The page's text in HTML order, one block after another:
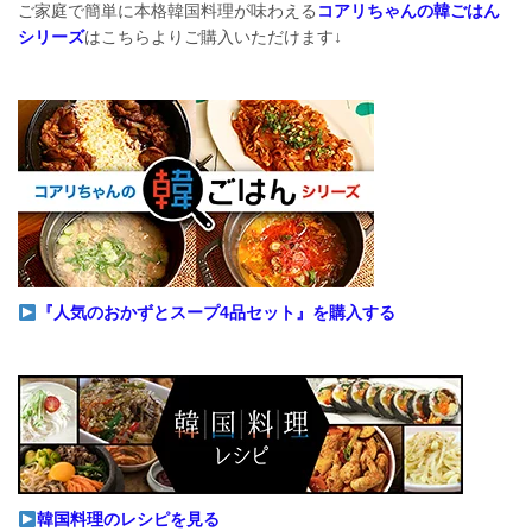
ご家庭で簡単に本格韓国料理が味わえる コアリちゃんの韓ごはん
シリーズはこちらよりご購入いただけます↓
『人気のおかずとスープ4品セット』を購入する
韓国料理のレシピを見る